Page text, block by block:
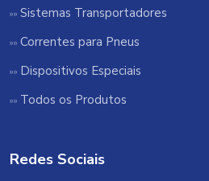
Sistemas Transportadores
Correntes para Pneus
Dispositivos Especiais
Todos os Produtos
Redes Sociais